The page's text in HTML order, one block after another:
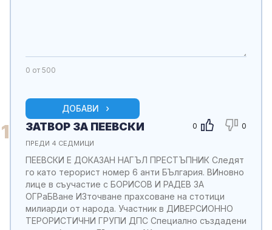
0 от 500
ДОБАВИ
1 0 0
ЗАТВОР ЗА ПЕЕВСКИ
ПРЕДИ 4 СЕДМИЦИ
ПЕЕВСКИ Е ДОКАЗАН НАГЪЛ ПРЕСТЪПНИК Следят
го като терорист номер 6 анти БЪлгария. ВИновно
лице в съучастие с БОРИСОВ И РАДЕВ ЗА
ОГРаБВане ИЗточване прахсоване на стотици
милиарди от народа. Участник в ДИВЕРСИОННО
ТЕРОРИСТИЧНИ ГРУПИ ДПС Специално създадени